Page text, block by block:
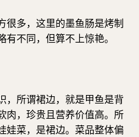
很多，这里的墨鱼肠是烤制
不同，但算不上惊艳。
，所谓裙边，就是甲鱼是背
肉，珍贵且营养价值高。所
娃菜，是裙边。菜品整体偏